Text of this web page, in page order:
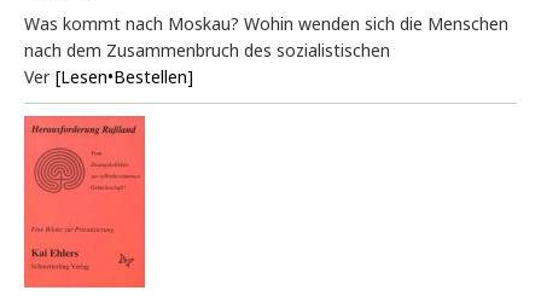
Was kommt nach Moskau? Wohin wenden sich die Menschen
nach dem Zusammenbruch des sozialistischen
Ver [Lesen•Bestellen]